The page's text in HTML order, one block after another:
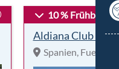
10 %
Aldiana Club
Spanien,